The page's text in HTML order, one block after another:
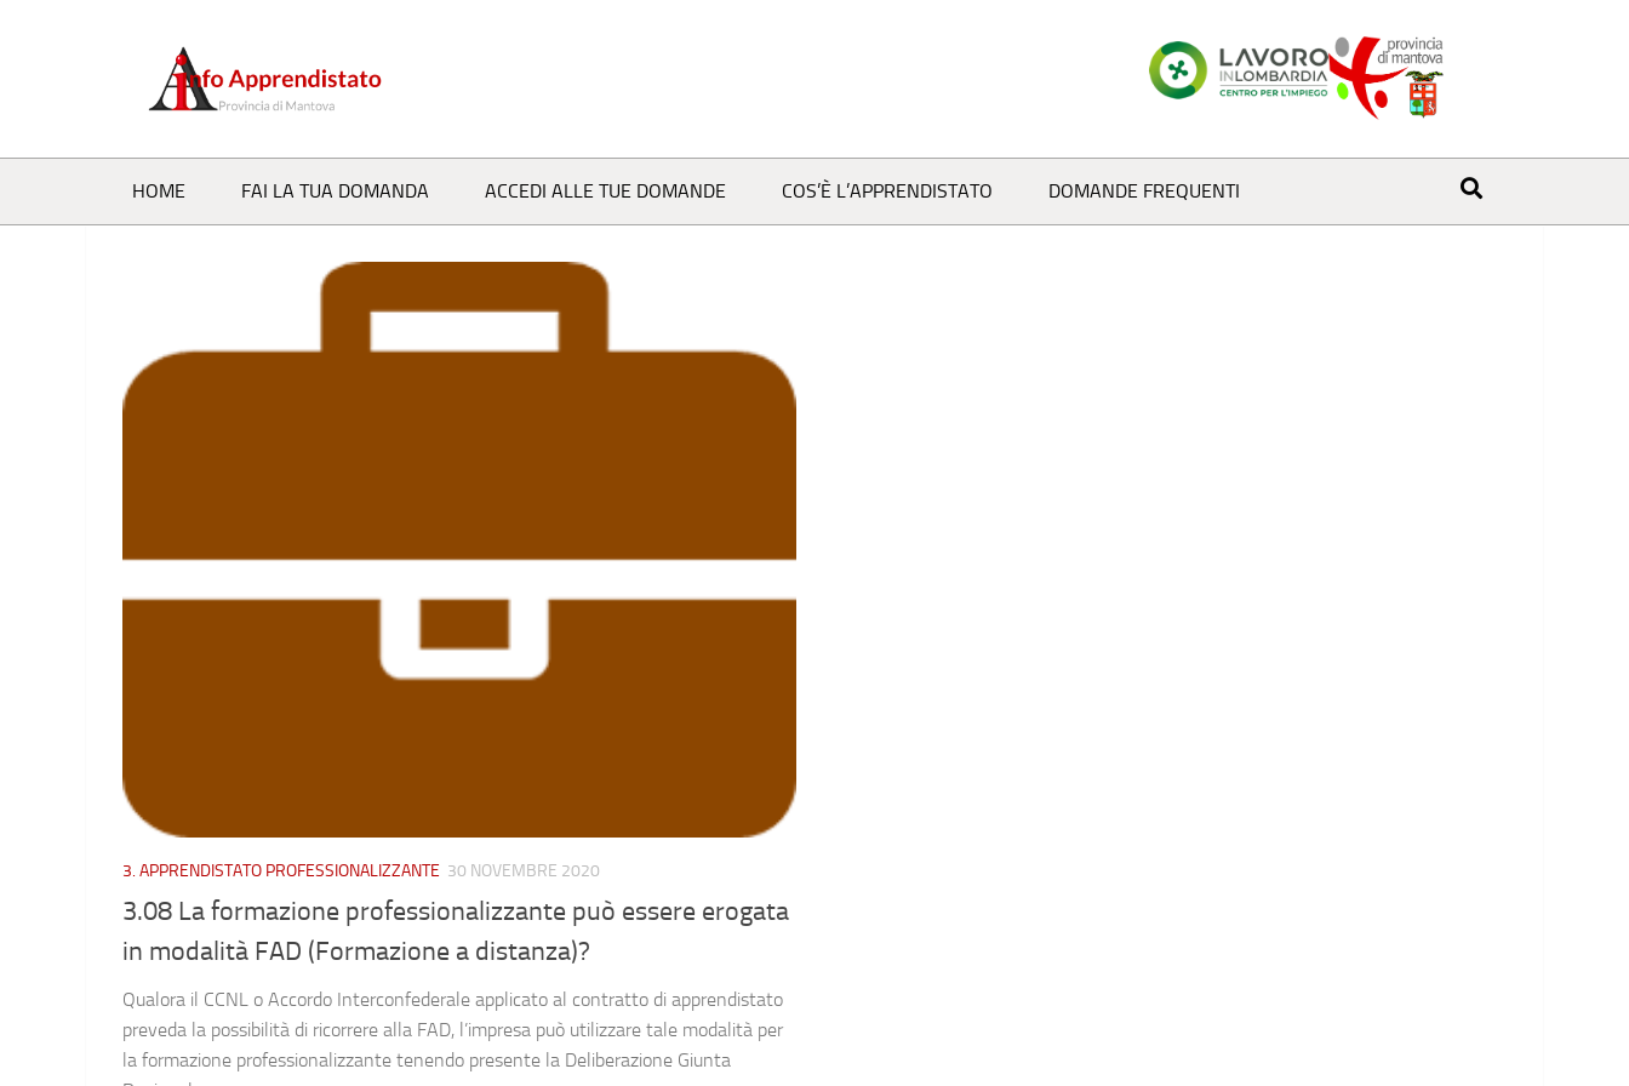
HOME FAI LA TUA DOMANDA ACCEDI ALLE TUE DOMANDE COS’È L’APPRENDISTATO DOMANDE FREQUENTI
3. APPRENDISTATO PROFESSIONALIZZANTE 30 NOVEMBRE 2020
3.08 La formazione professionalizzante può essere erogata
in modalità FAD (Formazione a distanza)?
Qualora il CCNL o Accordo Interconfederale applicato al contratto di apprendistato
preveda la possibilità di ricorrere alla FAD, l’impresa può utilizzare tale modalità per
la formazione professionalizzante tenendo presente la Deliberazione Giunta